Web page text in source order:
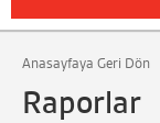
Anasayfaya Geri Dön
Raporlar